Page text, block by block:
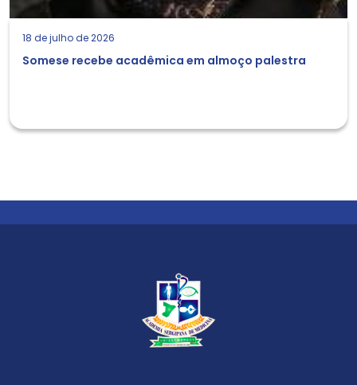
18 de julho de 2026
Somese recebe acadêmica em almoço palestra